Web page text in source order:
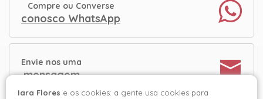
Compre ou Converse
conosco WhatsApp
Envie nos uma
mensagem
Iara Flores e os cookies: a gente usa cookies para